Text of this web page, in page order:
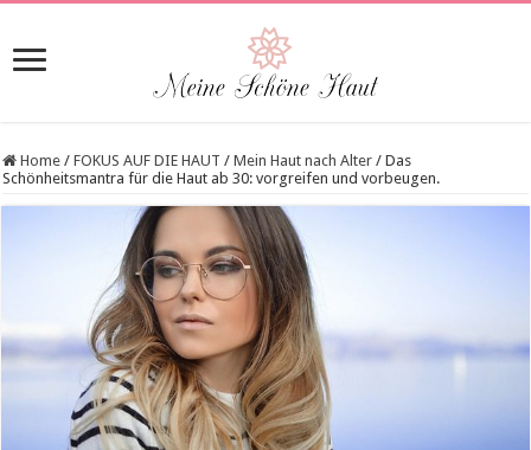
Home / FOKUS AUF DIE HAUT / Mein Haut nach Alter / Das
Schönheitsmantra für die Haut ab 30: vorgreifen und vorbeugen.